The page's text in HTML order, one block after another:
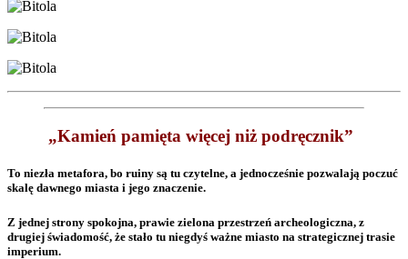
„Kamień pamięta więcej niż podręcznik”
To niezła metafora, bo ruiny są tu czytelne, a jednocześnie pozwalają poczuć
skalę dawnego miasta i jego znaczenie.
Z jednej strony spokojna, prawie zielona przestrzeń archeologiczna, z
drugiej świadomość, że stało tu niegdyś ważne miasto na strategicznej trasie
imperium.